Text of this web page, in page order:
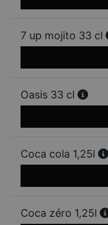
7 up mojito 33 cl
Oasis 33 cl
Coca cola 1,25l
Coca zéro 1,25l